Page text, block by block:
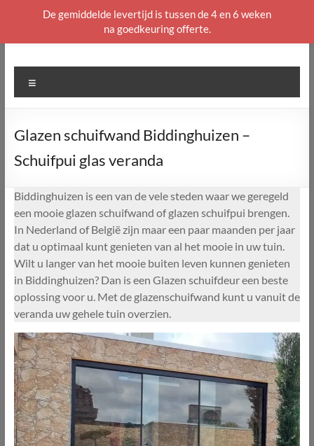
naar
Glazen schuifwand Biddinghuizen –
Schuifpui glas veranda
Biddinghuizen is een van de vele steden waar we geregeld
een mooie glazen schuifwand of glazen schuifpui brengen.
In Nederland of België zijn maar een paar maanden per jaar
dat u optimaal kunt genieten van al het mooie in uw tuin.
Wilt u langer van het mooie buiten leven kunnen genieten
in Biddinghuizen? Dan is een Glazen schuifdeur een beste
oplossing voor u. Met de glazenschuifwand kunt u vanuit de
veranda uw gehele tuin overzien.
De gemiddelde levertijd is tussen de 4 en 6 weken
na goedkeuring offerte.